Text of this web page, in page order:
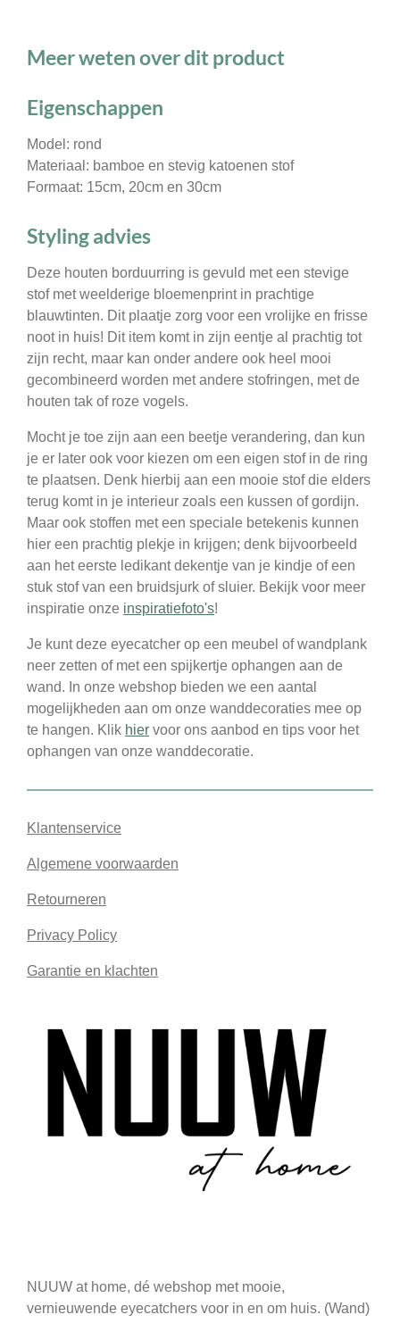
Meer weten over dit product
Eigenschappen
Model: rond
Materiaal: bamboe en stevig katoenen stof
Formaat: 15cm, 20cm en 30cm
Styling advies
Deze houten borduurring is gevuld met een stevige
stof met weelderige bloemenprint in prachtige
blauwtinten. Dit plaatje zorg voor een vrolijke en frisse
noot in huis! Dit item komt in zijn eentje al prachtig tot
zijn recht, maar kan onder andere ook heel mooi
gecombineerd worden met andere stofringen, met de
houten tak of roze vogels.
Mocht je toe zijn aan een beetje verandering, dan kun
je er later ook voor kiezen om een eigen stof in de ring
te plaatsen. Denk hierbij aan een mooie stof die elders
terug komt in je interieur zoals een kussen of gordijn.
Maar ook stoffen met een speciale betekenis kunnen
hier een prachtig plekje in krijgen; denk bijvoorbeeld
aan het eerste ledikant dekentje van je kindje of een
stuk stof van een bruidsjurk of sluier. Bekijk voor meer
inspiratie onze inspiratiefoto's!
Je kunt deze eyecatcher op een meubel of wandplank
neer zetten of met een spijkertje ophangen aan de
wand. In onze webshop bieden we een aantal
mogelijkheden aan om onze wanddecoraties mee op
te hangen. Klik hier voor ons aanbod en tips voor het
ophangen van onze wanddecoratie.
Klantenservice
Algemene voorwaarden
Retourneren
Privacy Policy
Garantie en klachten
NUUW at home, dé webshop met mooie,
vernieuwende eyecatchers voor in en om huis. (Wand)